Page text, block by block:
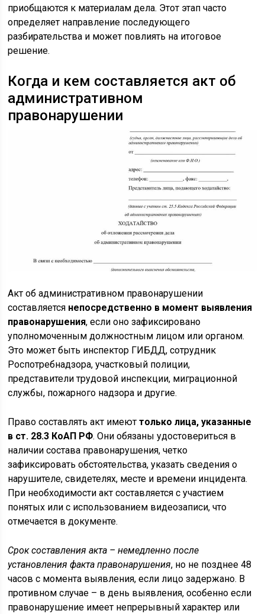
приобщаются к материалам дела. Этот этап часто
определяет направление последующего
разбирательства и может повлиять на итоговое
решение.
Когда и кем составляется акт об
административном
правонарушении
Акт об административном правонарушении
составляется непосредственно в момент выявления
правонарушения, если оно зафиксировано
уполномоченным должностным лицом или органом.
Это может быть инспектор ГИБДД, сотрудник
Роспотребнадзора, участковый полиции,
представители трудовой инспекции, миграционной
службы, пожарного надзора и другие.
Право составлять акт имеюттолько лица, указанные
в ст. 28.3 КоАП РФ. Они обязаны удостовериться в
наличии состава правонарушения, четко
зафиксировать обстоятельства, указать сведения о
нарушителе, свидетелях, месте и времени инцидента.
При необходимости акт составляется с участием
понятых или с использованием видеозаписи, что
отмечается в документе.
Срок составления акта – немедленно после
установления факта правонарушения, но не позднее 48
часов с момента выявления, если лицо задержано. В
противном случае – в день выявления, особенно если
правонарушение имеет непрерывный характер или